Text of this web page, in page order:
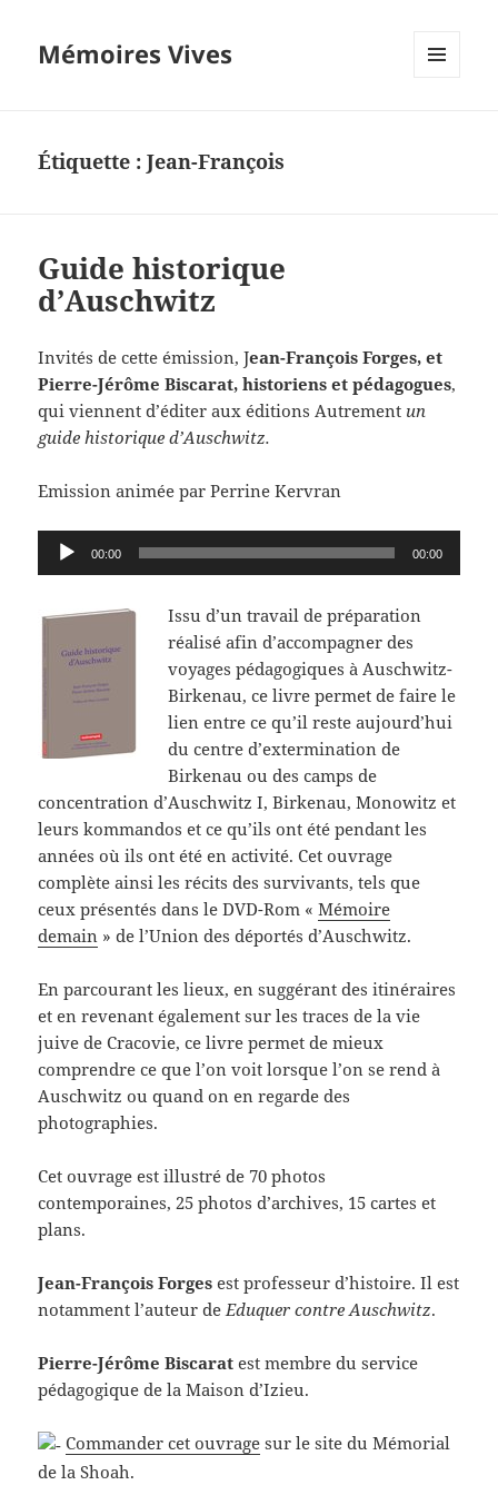
Mémoires Vives
Étiquette :Jean-François
Guide historique
d’Auschwitz
Invités de cette émission, Jean-François Forges, et
Pierre-Jérôme Biscarat, historiens et pédagogues,
qui viennent d’éditer aux éditions Autrement un
guide historique d’Auschwitz.
Emission animée par Perrine Kervran
Lecteur
audio
00:00 00:00
Issu d’un travail de préparation
réalisé afin d’accompagner des
voyages pédagogiques à Auschwitz-
Birkenau, ce livre permet de faire le
lien entre ce qu’il reste aujourd’hui
du centre d’extermination de
Birkenau ou des camps de
concentration d’Auschwitz I, Birkenau, Monowitz et
leurs kommandos et ce qu’ils ont été pendant les
années où ils ont été en activité. Cet ouvrage
complète ainsi les récits des survivants, tels que
ceux présentés dans le DVD-Rom «Mémoire
demain » de l’Union des déportés d’Auschwitz.
En parcourant les lieux, en suggérant des itinéraires
et en revenant également sur les traces de la vie
juive de Cracovie, ce livre permet de mieux
comprendre ce que l’on voit lorsque l’on se rend à
Auschwitz ou quand on en regarde des
photographies.
Cet ouvrage est illustré de 70 photos
contemporaines, 25 photos d’archives, 15 cartes et
plans.
Jean-François Forges est professeur d’histoire. Il est
notamment l’auteur deEduquer contre Auschwitz.
Pierre-Jérôme Biscarat est membre du service
pédagogique de la Maison d’Izieu.
Commander cet ouvrage sur le site du Mémorial
de la Shoah.